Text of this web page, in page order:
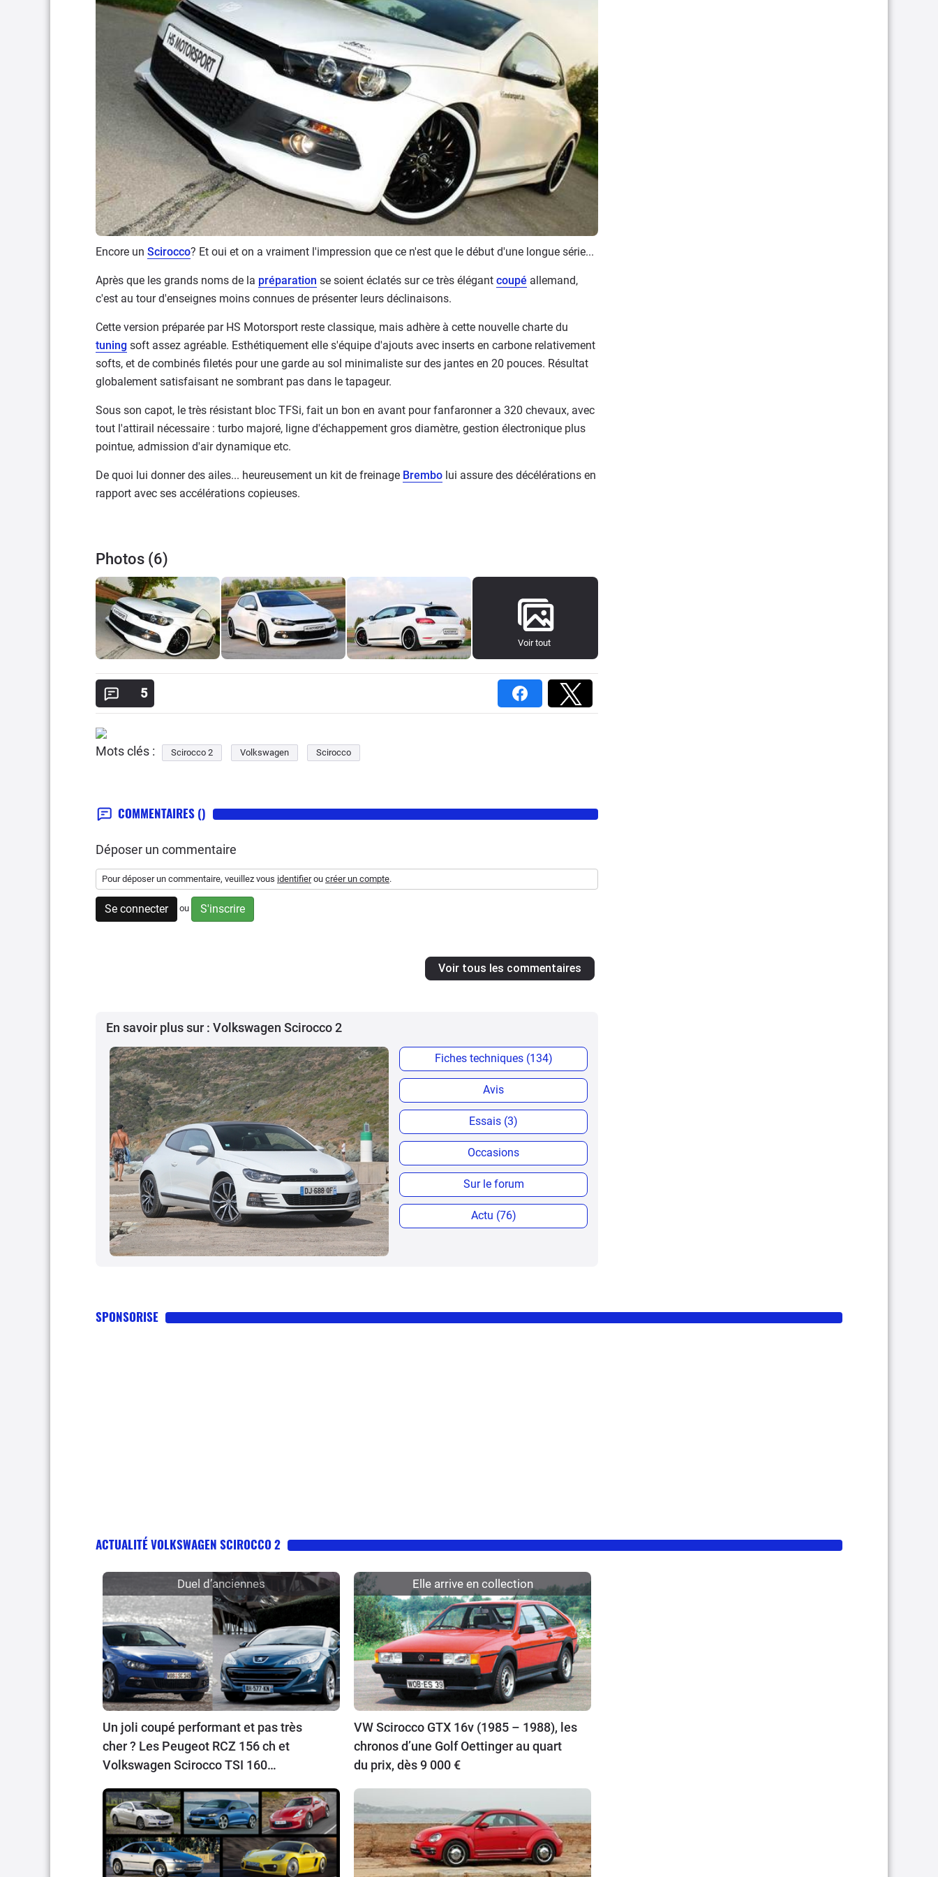
Encore un Scirocco? Et oui et on a vraiment l'impression que ce n'est que le début d'une longue série...
Après que les grands noms de la préparation se soient éclatés sur ce très élégant coupé allemand,
c'est au tour d'enseignes moins connues de présenter leurs déclinaisons.
Cette version préparée par HS Motorsport reste classique, mais adhère à cette nouvelle charte du
tuning soft assez agréable. Esthétiquement elle s'équipe d'ajouts avec inserts en carbone relativement
softs, et de combinés filetés pour une garde au sol minimaliste sur des jantes en 20 pouces. Résultat
globalement satisfaisant ne sombrant pas dans le tapageur.
Sous son capot, le très résistant bloc TFSi, fait un bon en avant pour fanfaronner a 320 chevaux, avec
tout l'attirail nécessaire : turbo majoré, ligne d'échappement gros diamètre, gestion électronique plus
pointue, admission d'air dynamique etc.
De quoi lui donner des ailes... heureusement un kit de freinage Brembo lui assure des décélérations en
rapport avec ses accélérations copieuses.
Photos (6)
Voir tout
5
Mots clés : Scirocco 2 Volkswagen Scirocco
COMMENTAIRES ()
Déposer un commentaire
Pour déposer un commentaire, veuillez vous identifierou créer un compte.
Se connecter ou S'inscrire
Voir tous les commentaires
En savoir plus sur : Volkswagen Scirocco 2
Fiches techniques (134)
Avis
Essais (3)
Occasions
Sur le forum
Actu (76)
SPONSORISE
ACTUALITÉ VOLKSWAGEN SCIROCCO 2
Duel d’anciennes
Un joli coupé performant et pas très
cher ? Les Peugeot RCZ 156 ch et
Volkswagen Scirocco TSI 160
Elle arrive en collection
VW Scirocco GTX 16v (1985 – 1988), les
chronos d’une Golf Oettinger au quart
du prix, dès 9 000 €